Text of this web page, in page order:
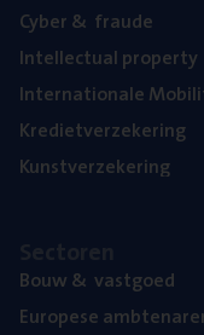
Cyber& fraude
Intel­lec­tu­al property
Inter­na­ti­o­na­le
Kre­diet­ver­ze­ke­ring
Kunst­ver­ze­ke­ring
Bouw& vastgoed
Euro­pe­se